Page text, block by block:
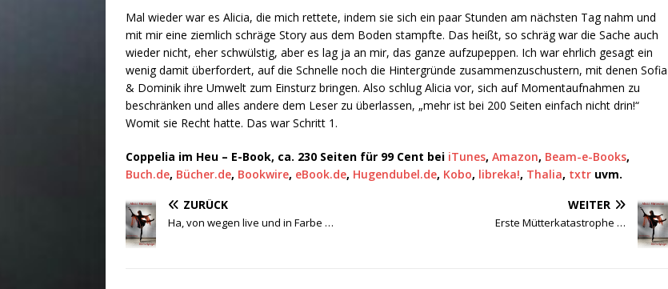
Mal wieder war es Alicia, die mich rettete, indem sie sich ein paar Stunden am nächsten Tag nahm und
mit mir eine ziemlich schräge Story aus dem Boden stampfte. Das heißt, so schräg war die Sache auch
wieder nicht, eher schwülstig, aber es lag ja an mir, das ganze aufzupeppen. Ich war ehrlich gesagt ein
wenig damit überfordert, auf die Schnelle noch die Hintergründe zusammenzuschustern, mit denen Sofia
& Dominik ihre Umwelt zum Einsturz bringen. Also schlug Alicia vor, sich auf Momentaufnahmen zu
beschränken und alles andere dem Leser zu überlassen, „mehr ist bei 200 Seiten einfach nicht drin!“
Womit sie Recht hatte. Das war Schritt 1.
Coppelia im Heu – E-Book, ca. 230 Seiten für 99 Cent bei iTunes, Amazon, Beam-e-Books,
Buch.de, Bücher.de, Bookwire, eBook.de, Hugendubel.de, Kobo, libreka!, Thalia, txtr uvm.
ZURÜCK
Ha, von wegen live und in Farbe …
WEITER
Erste Mütterkatastrophe …